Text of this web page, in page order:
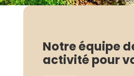
Notre équipe
activité pour